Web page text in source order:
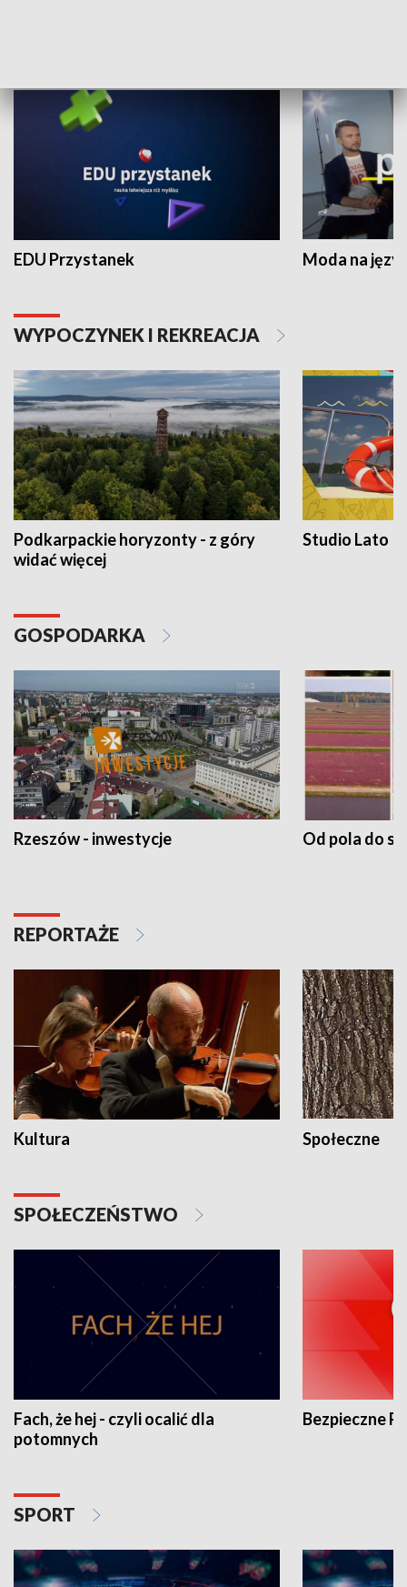
EDU Przystanek Moda na
WYPOCZYNEK I REKREACJA
Podkarpackie horyzonty - z góry
widać więcej
Studio Lato
GOSPODARKA
Rzeszów - inwestycje Od pola do
REPORTAŻE
Kultura Społeczne
SPOŁECZEŃSTWO
Fach, że hej - czyli ocalić dla
potomnych
Bezpieczne
SPORT